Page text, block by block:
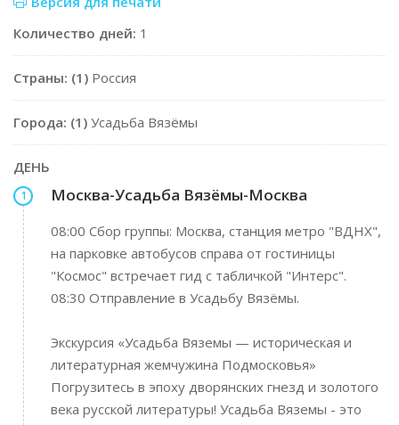
Количество дней: 1
Страны: (1) Россия
Города: (1) Усадьба Вязёмы
ДЕНЬ
1 Москва-Усадьба Вязёмы-Москва
08:00 Сбор группы: Москва, станция метро "ВДНХ",
на парковке автобусов справа от гостиницы
"Космос" встречает гид с табличкой "Интерс".
08:30 Отправление в Усадьбу Вязёмы.
Экскурсия «Усадьба Вяземы — историческая и
литературная жемчужина Подмосковья»
Погрузитесь в эпоху дворянских гнезд и золотого
века русской литературы! Усадьба Вяземы - это